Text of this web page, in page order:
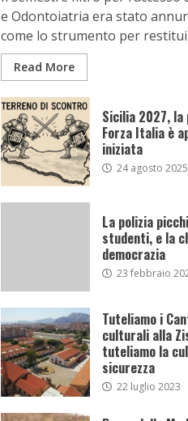
e Odontoiatria era stato
come lo strumento per
Read More
Sicilia 2027,
Forza Italia è
iniziata
24 agosto 2025
La polizia
studenti, e la
democrazia
23 febbraio
Tuteliamo i
culturali alla
tuteliamo la
sicurezza
22 luglio 2023